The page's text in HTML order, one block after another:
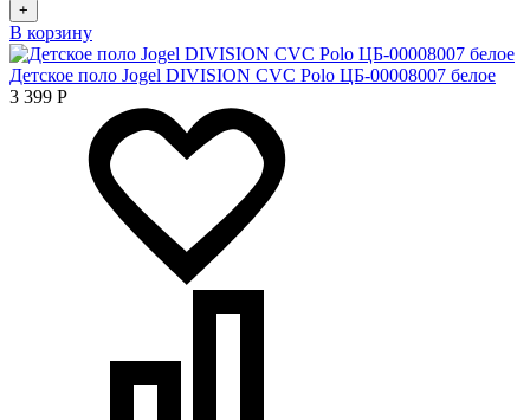
+
В корзину
Детское поло Jogel DIVISION CVC Polo ЦБ-00008007 белое
3 399 Р